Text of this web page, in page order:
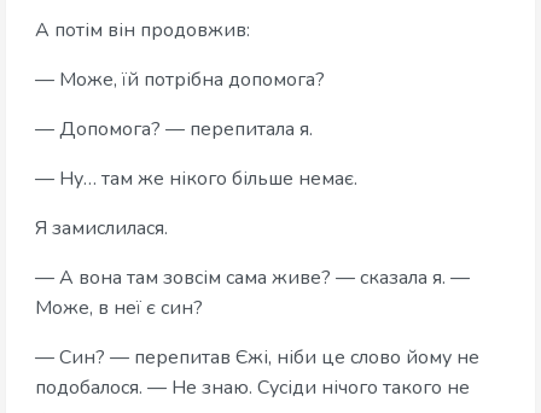
А потім він продовжив:
— Може, їй потрібна допомога?
— Допомога? — перепитала я.
— Ну… там же нікого більше немає.
Я замислилася.
— А вона там зовсім сама живе? — сказала я. —
Може, в неї є син?
— Син? — перепитав Єжі, ніби це слово йому не
подобалося. — Не знаю. Сусіди нічого такого не